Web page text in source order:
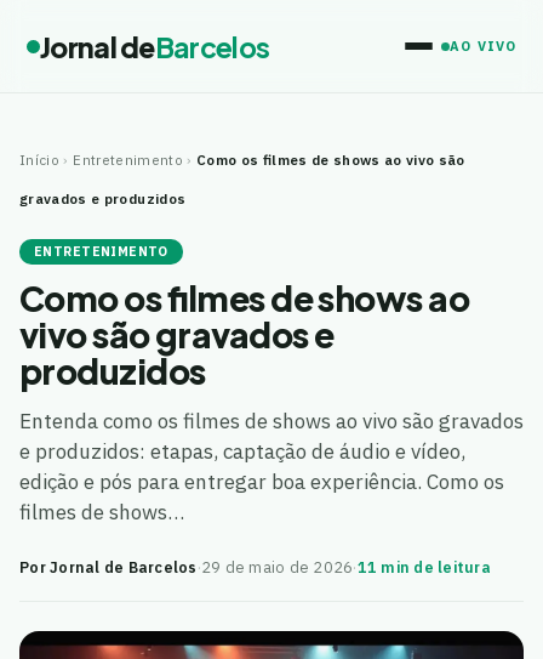
Jornal deBarcelos AO VIVO
Início › Entretenimento › Como os filmes de shows ao vivo são
gravados e produzidos
ENTRETENIMENTO
Como os filmes de shows ao
vivo são gravados e
produzidos
Entenda como os filmes de shows ao vivo são gravados
e produzidos: etapas, captação de áudio e vídeo,
edição e pós para entregar boa experiência. Como os
filmes de shows…
Por Jornal de Barcelos·29 de maio de 2026·11 min de leitura